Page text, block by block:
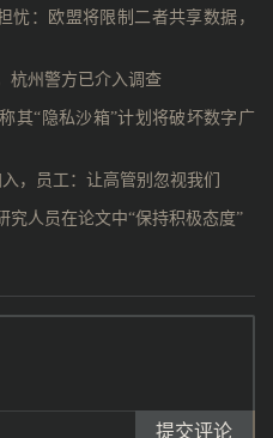
忧：欧盟将限制二者共享数据，
杭州警方已介入调查
其“隐私沙箱”计划将破坏数字广
，员工：让高管别忽视我们
究人员在论文中“保持积极态度”
提交评论